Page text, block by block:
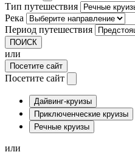
Тип путешествия
Река
Период путешествия
ПОИСК
или
Посетите сайт
Посетите сайт
Дайвинг-круизы
Приключенческие круизы
Речные круизы
или